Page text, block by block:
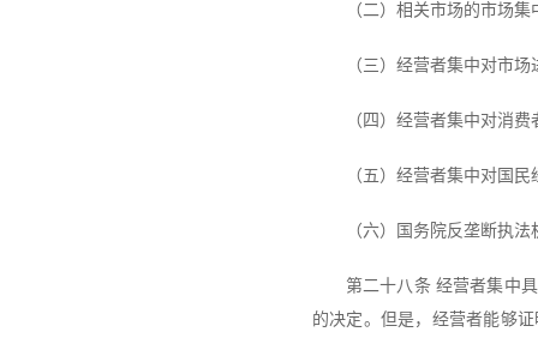
（二）相关市场的市场集
（三）经营者集中对市
（四）经营者集中对消
（五）经营者集中对国
（六）国务院反垄断执
第二十八条 经营者集中
的决定。但是，经营者能够